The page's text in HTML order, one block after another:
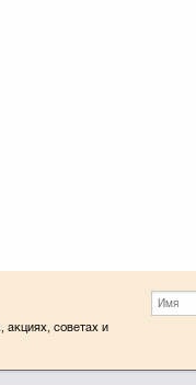
акциях, советах и